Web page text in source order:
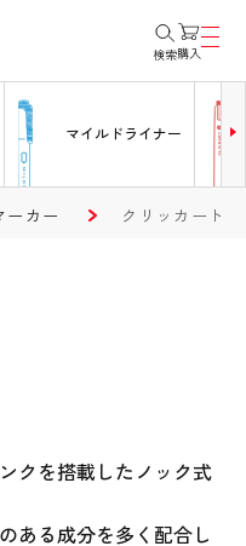
検索購入
マイルドライナー
ーカー クリッカート
クを搭載したノック式
ある成分を多く配合し